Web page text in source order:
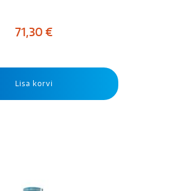
71,30 €
Lisa korvi